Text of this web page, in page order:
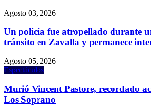
Agosto 03, 2026
Un policía fue atropellado durante
tránsito en Zavalla y permanece
Agosto 05, 2026
Espectáculos
Murió Vincent Pastore, recordado
Los Soprano